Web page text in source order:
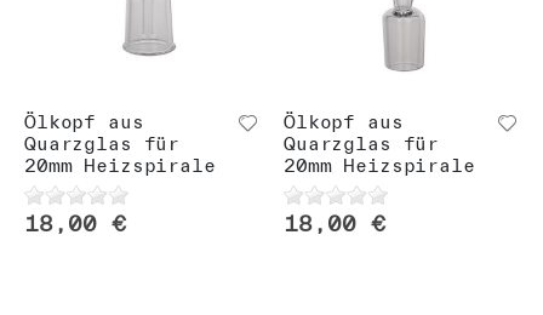
Ölkopf aus
Quarzglas für
20mm Heizspirale
18,00 €
Ölkopf aus
Quarzglas für
20mm Heizspirale
18,00 €